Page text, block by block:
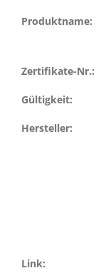
Produktname:
Zertifikate-Nr.:
Gültigkeit:
Hersteller:
Link: